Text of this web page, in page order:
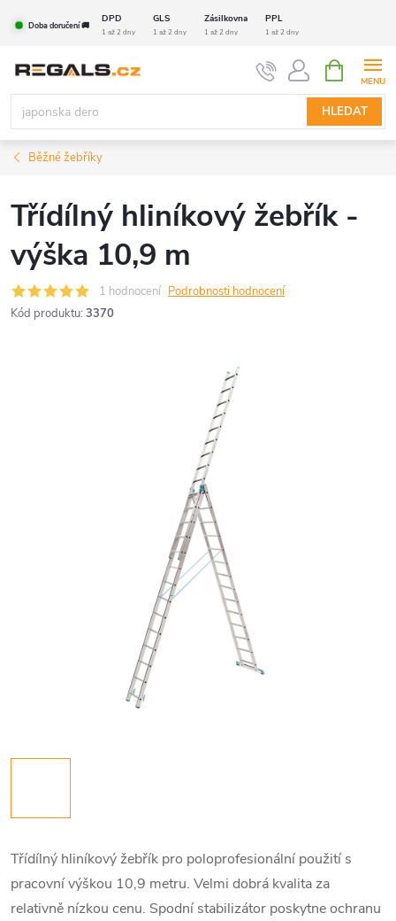
Doba doručení 🚚
DPD GLS Zásilkovna PPL
1 až 2 dny 1 až 2 dny 1 až 2 dny 1 až 2 dny
HLEDAT
NÁKUPNÍ
KOŠÍK
Běžné žebříky
Třídílný hliníkový žebřík -
výška 10,9 m
1 hodnocení Podrobnosti hodnocení
Kód produktu: 3370
Třídílný hliníkový žebřík pro poloprofesionální použití s
pracovní výškou 10,9 metru. Velmi dobrá kvalita za
relativně nízkou cenu. Spodní stabilizátor poskytne ochranu